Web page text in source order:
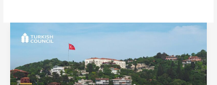
pour
Langue
Turque